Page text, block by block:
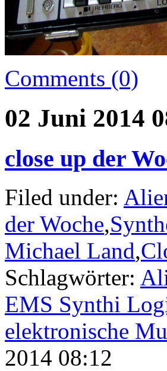
Comments (0)
02 Juni 2014
close up der
Filed under:
der Woche,
Michael Land,
Schlagwörter:
EMS Synthi
elektronische
2014 08:12